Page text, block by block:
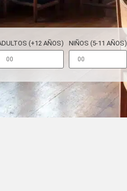
(+12 AÑOS) NIÑOS (5-11 AÑOS)